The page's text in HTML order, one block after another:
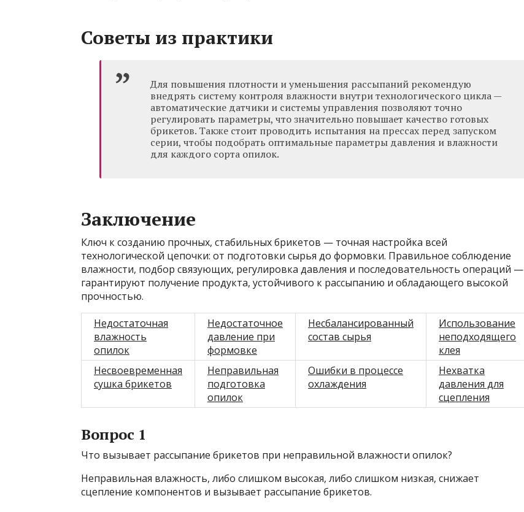
Советы из практики
Для повышения плотности и уменьшения рассыпаний рекомендую
внедрять систему контроля влажности внутри технологического цикла —
автоматические датчики и системы управления позволяют точно
регулировать параметры, что значительно повышает качество готовых
брикетов. Также стоит проводить испытания на прессах перед запуском
серии, чтобы подобрать оптимальные параметры давления и влажности
для каждого сорта опилок.
Заключение
Ключ к созданию прочных, стабильных брикетов — точная настройка всей
технологической цепочки: от подготовки сырья до формовки. Правильное соблюдение
влажности, подбор связующих, регулировка давления и последовательность операций —
гарантируют получение продукта, устойчивого к рассыпанию и обладающего высокой
прочностью.
Недостаточная
влажность
опилок
Недостаточное
давление при
формовке
Несбалансированный
состав сырья
Использование
неподходящего
клея
Несвоевременная
сушка брикетов
Неправильная
подготовка
опилок
Ошибки в процессе
охлаждения
Нехватка
давления для
сцепления
Вопрос 1
Что вызывает рассыпание брикетов при неправильной влажности опилок?
Неправильная влажность, либо слишком высокая, либо слишком низкая, снижает
сцепление компонентов и вызывает рассыпание брикетов.